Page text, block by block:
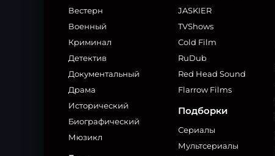
Вестерн
Военный
Криминал
Детектив
Документальный
Драма
Исторический
Биографический
Мюзикл
JASKIER
TVShows
Cold Film
RuDub
Red Head Sound
Flarrow Films
Подборки
Сериалы
Мультсериалы